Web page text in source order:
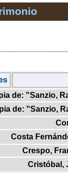
de: "Sanzio,
de: "Sanzio,
Costa
Crespo,
Cristóbal,